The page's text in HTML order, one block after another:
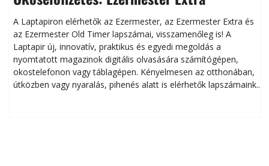
A Laptapiron elérhetők az Ezermester, az Ezermester Extra és
az Ezermester Old Timer lapszámai, visszamenőleg is! A
Laptapir új, innovatív, praktikus és egyedi megoldás a
nyomtatott magazinok digitális olvasására számítógépen,
okostelefonon vagy táblagépen. Kényelmesen az otthonában,
útközben vagy nyaralás, pihenés alatt is elérhetők lapszámaink.